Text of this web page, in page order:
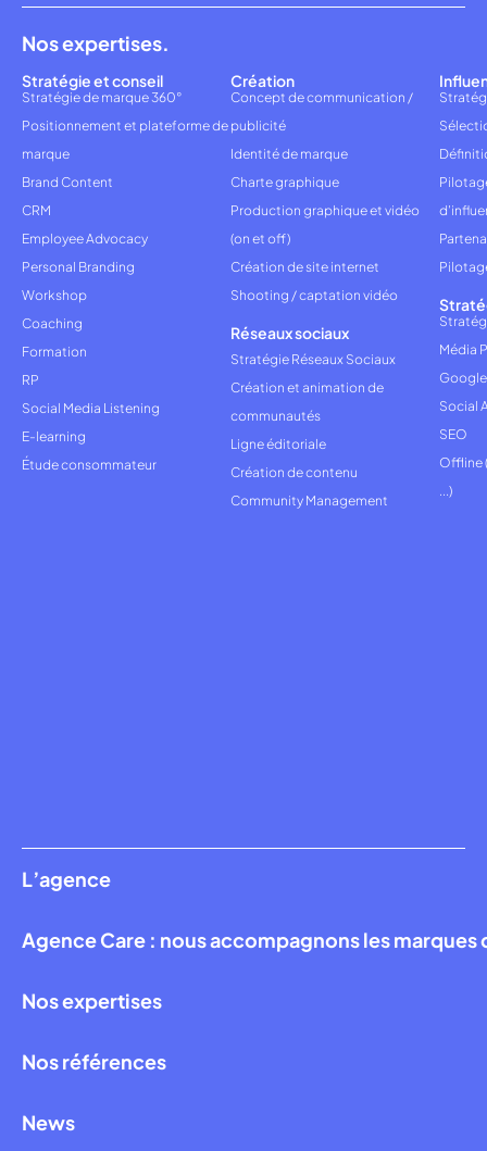
L’agence
Agence Care : nous accompagnons les
Nos expertises
Nos références
News
Nos expertises.
Stratégie et conseil
Stratégie de marque 360°
Positionnement et plateforme de
marque
Brand Content
CRM
Employee Advocacy
Personal Branding
Workshop
Coaching
Formation
RP
Social Media Listening
E-learning
Étude consommateur
Création
Concept de communication /
publicité
Identité de marque
Charte graphique
Production graphique et vidéo
(on et off)
Création de site internet
Shooting / captation vidéo
Réseaux sociaux
Stratégie Réseaux Sociaux
Création et animation de
communautés
Ligne éditoriale
Création de contenu
Community Management
Média
Social
SEO
Offline
...)